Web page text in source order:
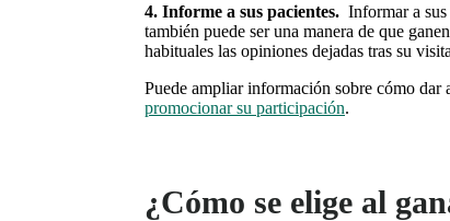
4. Informe a sus pacientes. Informar a
también puede ser una manera de que
habituales las opiniones dejadas tras su
Puede ampliar información sobre cómo dar
promocionar su participación.
¿Cómo se elige al